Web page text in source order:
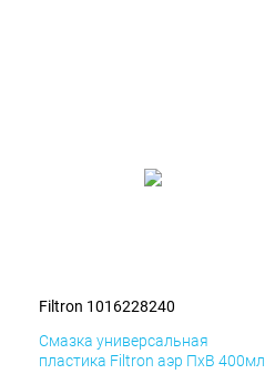
Filtron 1016228240
Смазка универсальная
пластика Filtron аэр ПхВ 400мл